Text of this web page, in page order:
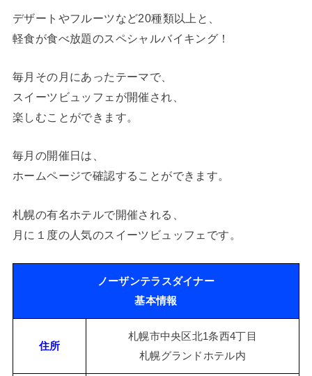
デザートやフルーツなど20種類以上と、
軽食が食べ放題のスペシャルバイキング！
毎月その月にあったテーマで、
スイーツビュッフェが開催され、
楽しむことができます。
毎月の開催日は、
ホームページで確認することができます。
札幌の有名ホテルで開催される、
月に１度の人気のスイーツビュッフェです。
ノーザンテラスダイナー
基本情報
住所
札幌市中央区北1条西4丁目
札幌グランドホテル内